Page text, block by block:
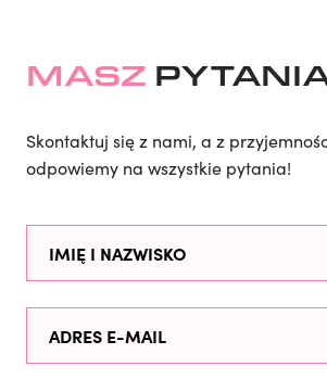
MASZ
Skontaktuj się z nami, a z
odpowiemy na wszystkie pytania!